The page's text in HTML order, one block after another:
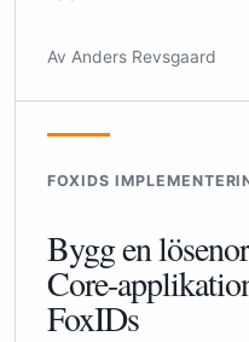
Av Anders Revsgaard
FOXIDS
Bygg en
Core-
FoxIDs